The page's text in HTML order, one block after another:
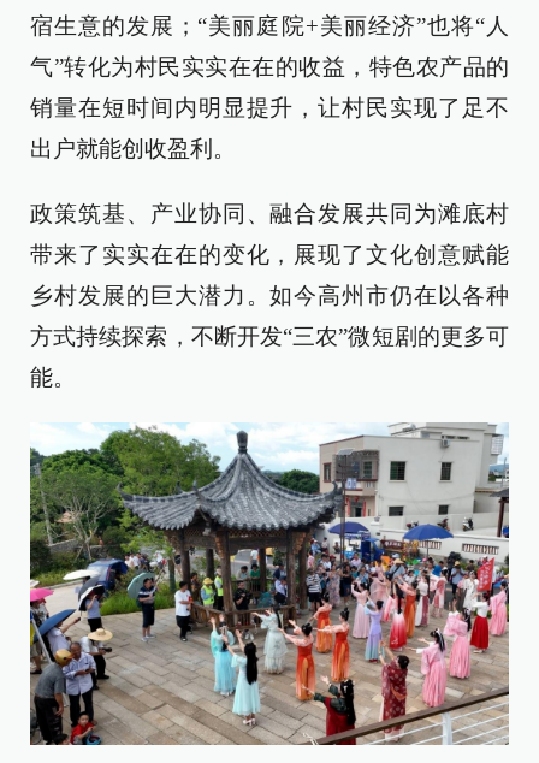
宿生意的发展；“美丽庭院+美丽经济”也将“人
气”转化为村民实实在在的收益，特色农产品的
销量在短时间内明显提升，让村民实现了足不
出户就能创收盈利。
政策筑基、产业协同、融合发展共同为滩底村
带来了实实在在的变化，展现了文化创意赋能
乡村发展的巨大潜力。如今高州市仍在以各种
方式持续探索，不断开发“三农”微短剧的更多可
能。